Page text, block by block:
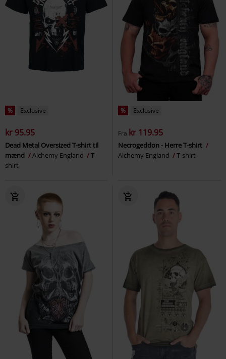
% Exclusive
kr 95.95
Dead Metal Oversized T-shirt til
mænd
Alchemy England
T-
shirt
% Exclusive
Fra kr 119.95
Necrogeddon - Herre T-shirt
Alchemy England
T-shirt